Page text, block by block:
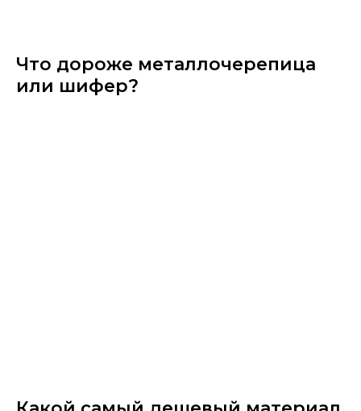
Что дороже металлочерепица
или шифер?